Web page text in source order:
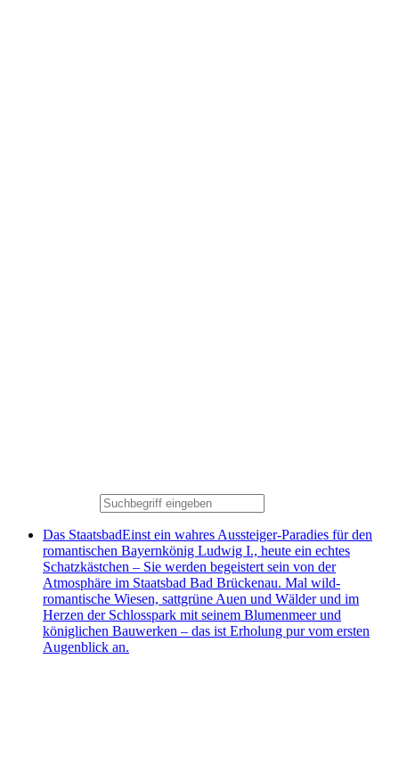
Das StaatsbadEinst ein wahres Aussteiger-Paradies für den
romantischen Bayernkönig Ludwig I., heute ein echtes
Schatzkästchen – Sie werden begeistert sein von der
Atmosphäre im Staatsbad Bad Brückenau. Mal wild-
romantische Wiesen, sattgrüne Auen und Wälder und im
Herzen der Schlosspark mit seinem Blumenmeer und
königlichen Bauwerken – das ist Erholung pur vom ersten
Augenblick an.